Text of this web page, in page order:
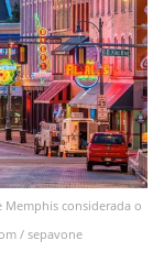
considerada o
/ sepavone